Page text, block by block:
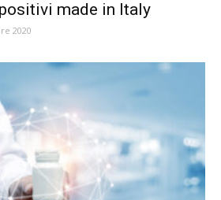
made in Italy
2020